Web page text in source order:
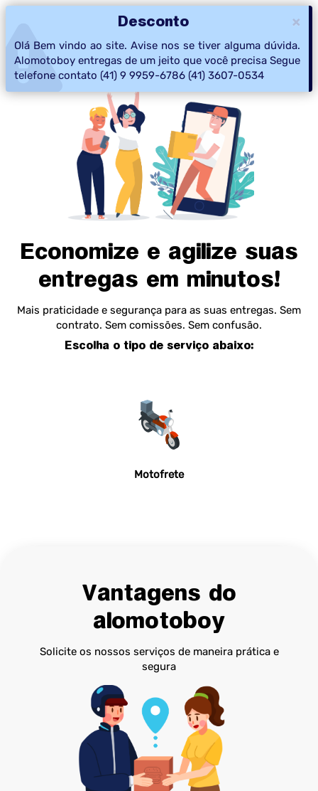
Toggle
Economize e agilize suas
entregas em minutos!
Mais praticidade e segurança para as suas entregas. Sem
contrato. Sem comissões. Sem confusão.
Escolha o tipo de serviço abaixo:
Motofrete
Vantagens do
alomotoboy
Solicite os nossos serviços de maneira prática e
segura
×
Desconto
Olá Bem vindo ao site. Avise nos se tiver alguma dúvida.
Alomotoboy entregas de um jeito que você precisa Segue
telefone contato (41) 9 9959-6786 (41) 3607-0534